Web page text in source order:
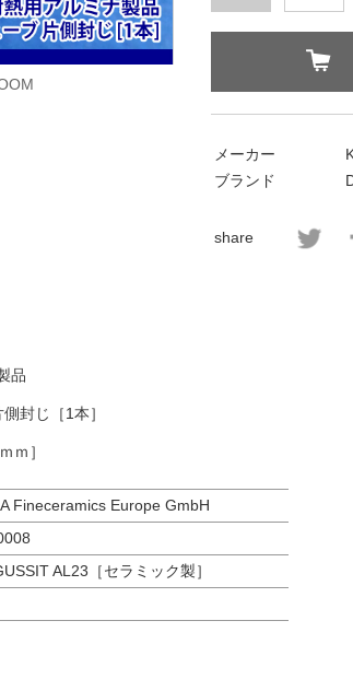
メーカー
ブランド
share
品
封じ［1本］
ｍ］
Fineceramics Europe GmbH
AL23［セラミック製］